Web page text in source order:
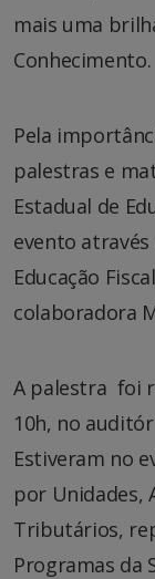
mais uma
Conhecimento.
Pela
palestras e
Estadual de
evento através
Educação
colaboradora
A palestra foi
10h, no
Estiveram no
por Unidades,
Tributários,
Programas da